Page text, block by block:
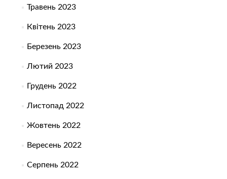
Травень 2023
Квітень 2023
Березень 2023
Лютий 2023
Грудень 2022
Листопад 2022
Жовтень 2022
Вересень 2022
Серпень 2022